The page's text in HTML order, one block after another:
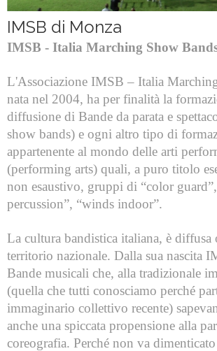
IMSB di Monza
IMSB - Italia Marching Show
L'Associazione IMSB – Italia
nata nel 2004, ha per finalità la
diffusione di Bande da parata e
show bands) e ogni altro tipo di
appartenente al mondo delle arti
(performing arts) quali, a puro titolo
non esaustivo, gruppi di “color
percussion”, “winds indoor”.
La cultura bandistica italiana, è diffusa
territorio nazionale. Dalla sua nascita
Bande musicali che, alla tradizionale
(quella che tutti conosciamo perché
immaginario collettivo recente)
anche una spiccata propensione alla
coreografia. Perché non va
Legislativa
Brani d'obbligo 2008
Linee guida letteratura bandistica
RISORSE PER I COMPOSITORI
Brani da concorso